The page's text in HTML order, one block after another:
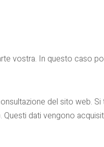
vostra. In questo caso
del sito web.
dati vengono